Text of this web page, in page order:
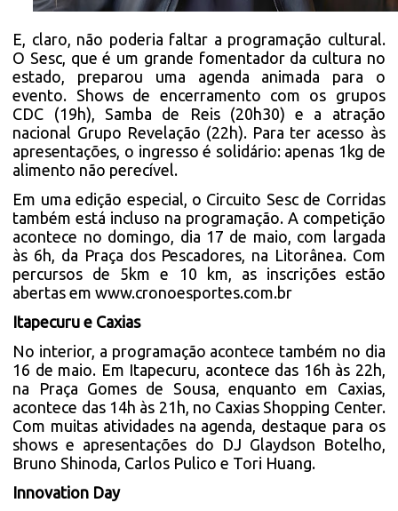
E, claro, não poderia faltar a programação cultural.
O Sesc, que é um grande fomentador da cultura no
estado, preparou uma agenda animada para o
evento. Shows de encerramento com os grupos
CDC (19h), Samba de Reis (20h30) e a atração
nacional Grupo Revelação (22h). Para ter acesso às
apresentações, o ingresso é solidário: apenas 1kg de
alimento não perecível.
Em uma edição especial, o Circuito Sesc de Corridas
também está incluso na programação. A competição
acontece no domingo, dia 17 de maio, com largada
às 6h, da Praça dos Pescadores, na Litorânea. Com
percursos de 5km e 10 km, as inscrições estão
abertas emwww.cronoesportes.com.br
Itapecuru e Caxias
No interior, a programação acontece também no dia
16 de maio. Em Itapecuru, acontece das 16h às 22h,
na Praça Gomes de Sousa, enquanto em Caxias,
acontece das 14h às 21h, no Caxias Shopping Center.
Com muitas atividades na agenda, destaque para os
shows e apresentações do DJ Glaydson Botelho,
Bruno Shinoda, Carlos Pulico e Tori Huang.
Innovation Day